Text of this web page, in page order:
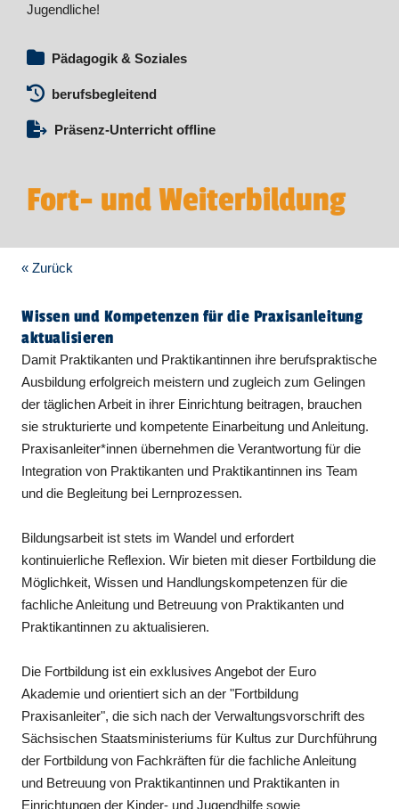
Jugendliche!
Pädagogik & Soziales
berufsbegleitend
Präsenz-Unterricht offline
Fort- und Weiterbildung
« Zurück
Wissen und Kompetenzen für die Praxisanleitung
aktualisieren
Damit Praktikanten und Praktikantinnen ihre berufspraktische
Ausbildung erfolgreich meistern und zugleich zum Gelingen
der täglichen Arbeit in ihrer Einrichtung beitragen, brauchen
sie strukturierte und kompetente Einarbeitung und Anleitung.
Praxisanleiter*innen übernehmen die Verantwortung für die
Integration von Praktikanten und Praktikantinnen ins Team
und die Begleitung bei Lernprozessen.
Bildungsarbeit ist stets im Wandel und erfordert
kontinuierliche Reflexion. Wir bieten mit dieser Fortbildung die
Möglichkeit, Wissen und Handlungskompetenzen für die
fachliche Anleitung und Betreuung von Praktikanten und
Praktikantinnen zu aktualisieren.
Die Fortbildung ist ein exklusives Angebot der Euro
Akademie und orientiert sich an der "Fortbildung
Praxisanleiter", die sich nach der Verwaltungsvorschrift des
Sächsischen Staatsministeriums für Kultus zur Durchführung
der Fortbildung von Fachkräften für die fachliche Anleitung
und Betreuung von Praktikantinnen und Praktikanten in
Einrichtungen der Kinder- und Jugendhilfe sowie